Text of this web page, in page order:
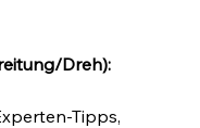
Dreh):
Tipps,